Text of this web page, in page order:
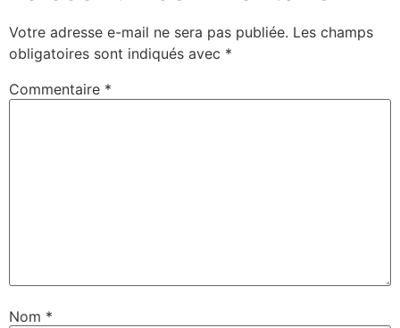
Votre adresse e-mail ne sera pas publiée. Les champs
obligatoires sont indiqués avec *
Commentaire *
Nom *